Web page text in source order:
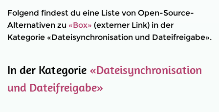
Folgend findest du eine Liste von Open-Source-
Alternativen zu «Box» (externer Link) in der
Kategorie «Dateisynchronisation und Dateifreigabe».
In der Kategorie «Dateisynchronisation
und Dateifreigabe»